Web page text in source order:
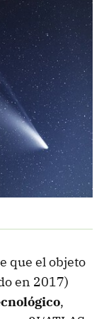
que el objeto
en 2017)
,